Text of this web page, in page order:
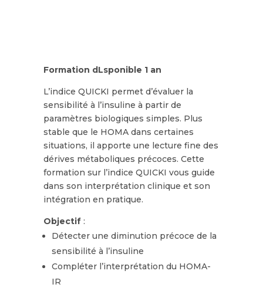
Formation dLsponible 1 an
L’indice QUICKI permet d’évaluer la
sensibilité à l’insuline à partir de
paramètres biologiques simples. Plus
stable que le HOMA dans certaines
situations, il apporte une lecture fine des
dérives métaboliques précoces. Cette
formation sur l’indice QUICKI vous guide
dans son interprétation clinique et son
intégration en pratique.
Objectif:
Détecter une diminution précoce de la
sensibilité à l’insuline
Compléter l’interprétation du HOMA-
IR